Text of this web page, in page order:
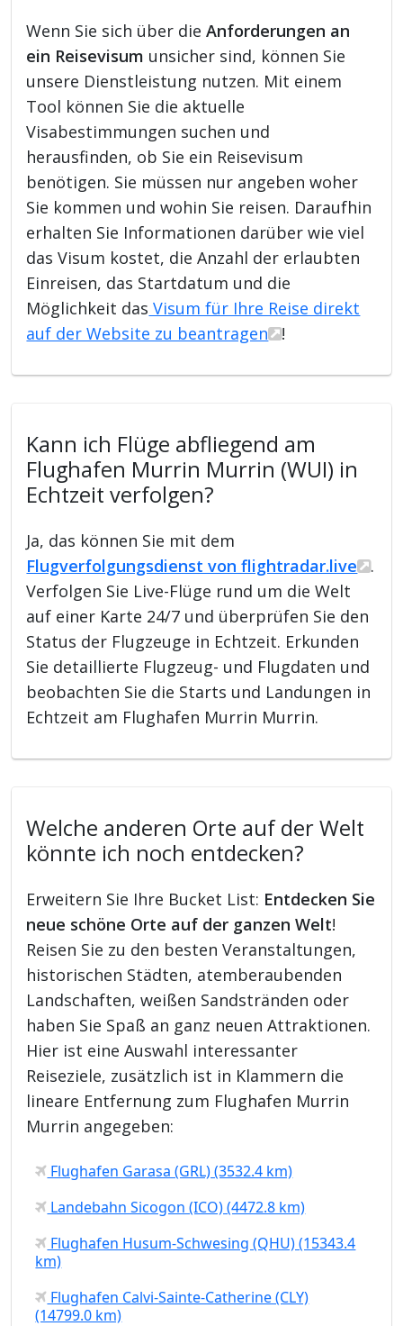
Wenn Sie sich über dieAnforderungen an
ein Reisevisum unsicher sind, können Sie
unsere Dienstleistung nutzen. Mit einem
Tool können Sie die aktuelle
Visabestimmungen suchen und
herausfinden, ob Sie ein Reisevisum
benötigen. Sie müssen nur angeben woher
Sie kommen und wohin Sie reisen. Daraufhin
erhalten Sie Informationen darüber wie viel
das Visum kostet, die Anzahl der erlaubten
Einreisen, das Startdatum und die
Möglichkeit das Visum für Ihre Reise direkt
auf der Website zu beantragen
!
Kann ich Flüge abfliegend am
Flughafen Murrin Murrin (WUI) in
Echtzeit verfolgen?
Ja, das können Sie mit dem
Flugverfolgungsdienst von flightradar.live
.
Verfolgen Sie Live-Flüge rund um die Welt
auf einer Karte 24/7 und überprüfen Sie den
Status der Flugzeuge in Echtzeit. Erkunden
Sie detaillierte Flugzeug- und Flugdaten und
beobachten Sie die Starts und Landungen in
Echtzeit am Flughafen Murrin Murrin.
Welche anderen Orte auf der Welt
könnte ich noch entdecken?
Erweitern Sie Ihre Bucket List: Entdecken Sie
neue schöne Orte auf der ganzen Welt!
Reisen Sie zu den besten Veranstaltungen,
historischen Städten, atemberaubenden
Landschaften, weißen Sandstränden oder
haben Sie Spaß an ganz neuen Attraktionen.
Hier ist eine Auswahl interessanter
Reiseziele, zusätzlich ist in Klammern die
lineare Entfernung zum Flughafen Murrin
Murrin angegeben:
Flughafen Garasa (GRL) (3532.4 km)
Landebahn Sicogon (ICO) (4472.8 km)
Flughafen Husum-Schwesing (QHU) (15343.4
km)
Flughafen Calvi-Sainte-Catherine (CLY)
(14799.0 km)